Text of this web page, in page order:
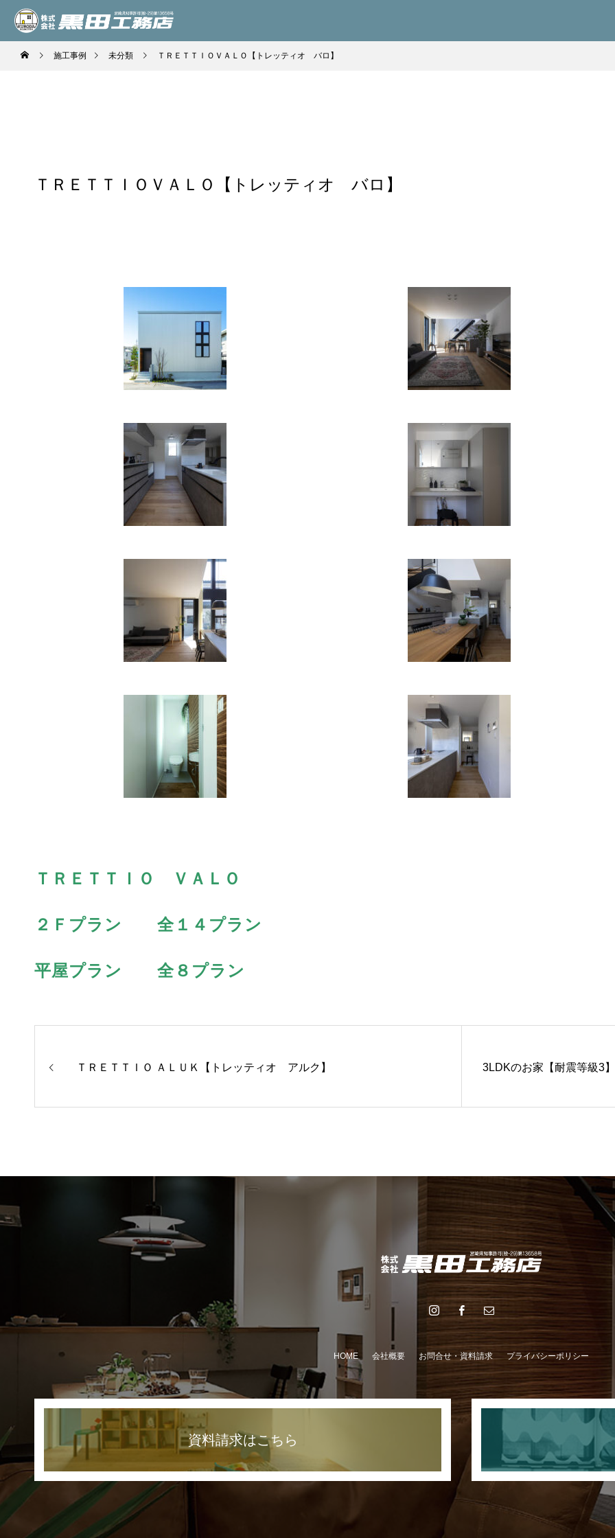
施工事例 未分類 ＴＲＥＴＴＩＯＶＡＬＯ【トレッティオ バロ】
ＴＲＥＴＴＩＯＶＡＬＯ【トレッティオ バロ】
ＴＲＥＴＴＩＯ ＶＡＬＯ
２Ｆプラン 全１４プラン
平屋プラン 全８プラン
ＴＲＥＴＴＩＯ ＡＬＵＫ【トレッティオ アルク】 3LDKのお家【耐震等級3】
HOME 会社概要 お問合せ・資料請求 プライバシーポリシー
資料請求はこちら